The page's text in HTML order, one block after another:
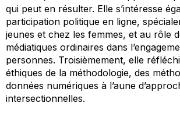
qui peut en résulter. Elle s’intéresse
participation politique en ligne,
jeunes et chez les femmes, et au rôle
médiatiques ordinaires dans
personnes. Troisièmement, elle
éthiques de la méthodologie, des
données numériques à l’aune
intersectionnelles.